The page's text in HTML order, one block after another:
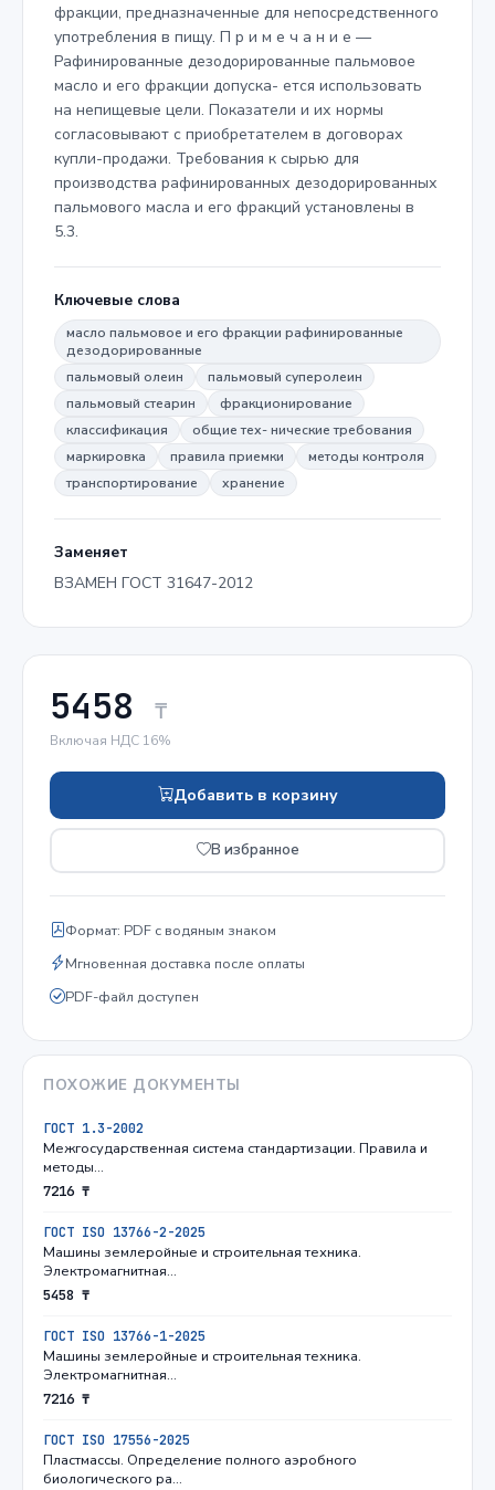
фракции, предназначенные для непосредственного
употребления в пищу. П р и м е ч а н и е —
Рафинированные дезодорированные пальмовое
масло и его фракции допуска- ется использовать
на непищевые цели. Показатели и их нормы
согласовывают с приобретателем в договорах
купли-продажи. Требования к сырью для
производства рафинированных дезодорированных
пальмового масла и его фракций установлены в
5.3.
Ключевые слова
масло пальмовое и его фракции рафинированные
дезодорированные
пальмовый олеин
пальмовый суперолеин
пальмовый стеарин
фракционирование
классификация
общие тех- нические требования
маркировка
правила приемки
методы контроля
транспортирование
хранение
Заменяет
ВЗАМЕН ГОСТ 31647-2012
5458 ₸
Включая НДС 16%
Добавить в корзину
В избранное
Формат: PDF с водяным знаком
Мгновенная доставка после оплаты
PDF-файл доступен
ПОХОЖИЕ ДОКУМЕНТЫ
ГОСТ 1.3-2002
Межгосударственная система стандартизации. Правила и
методы…
7216 ₸
ГОСТ ISO 13766-2-2025
Машины землеройные и строительная техника.
Электромагнитная…
5458 ₸
ГОСТ ISO 13766-1-2025
Машины землеройные и строительная техника.
Электромагнитная…
7216 ₸
ГОСТ ISO 17556-2025
Пластмассы. Определение полного аэробного
биологического ра…